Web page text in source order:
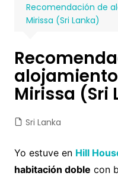
Recomendación de
Mirissa (Sri Lanka)
Mirissa (Sri
Sri Lanka
Yo estuve en Hill
habitación doble con